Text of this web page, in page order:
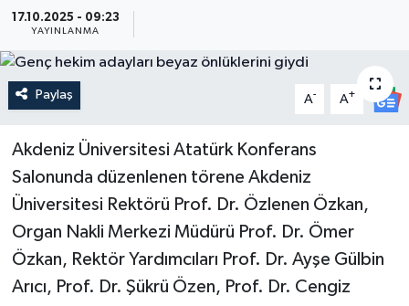
17.10.2025 - 09:23
YAYINLANMA
Paylaş A- A+
Akdeniz Üniversitesi Atatürk Konferans
Salonunda düzenlenen törene Akdeniz
Üniversitesi Rektörü Prof. Dr. Özlenen Özkan,
Organ Nakli Merkezi Müdürü Prof. Dr. Ömer
Özkan, Rektör Yardımcıları Prof. Dr. Ayşe Gülbin
Arıcı, Prof. Dr. Şükrü Özen, Prof. Dr. Cengiz
Güncel
Kültür & Sanat
Resmi İlan
Sağlık & Yaşam
Siyaset